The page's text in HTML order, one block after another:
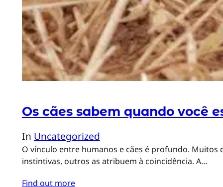
Os cães sabem quando você
In Uncategorized
O vínculo entre humanos e cães é profundo. Muitos
instintivas, outros as atribuem à coincidência. A…
Find out more